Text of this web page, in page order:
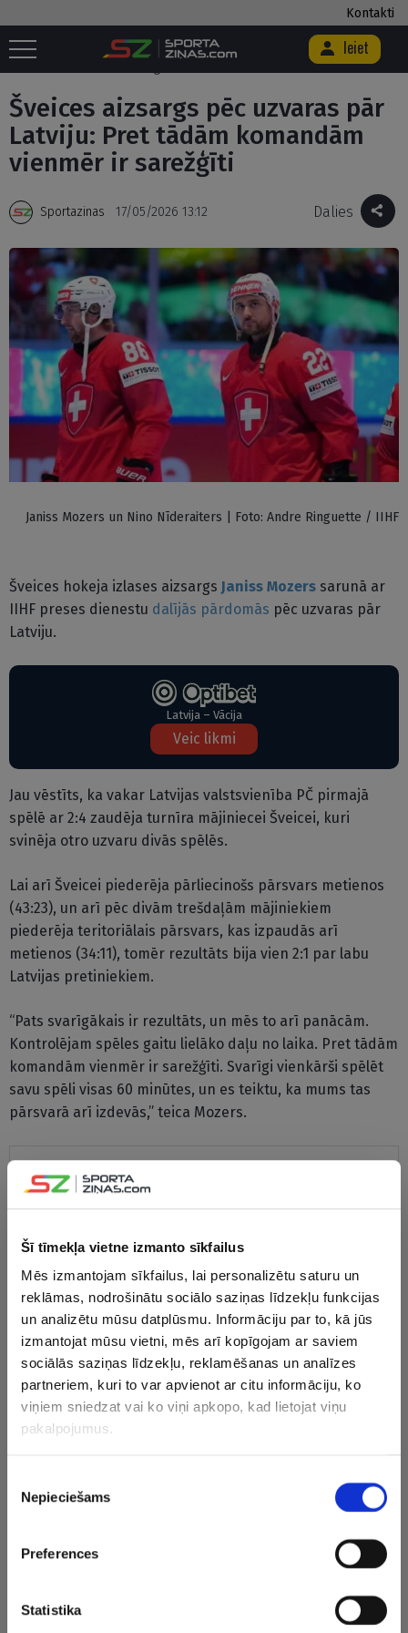
Šī tīmekļa vietne izmanto sīkfailus
Mēs izmantojam sīkfailus, lai personalizētu saturu un
reklāmas, nodrošinātu sociālo saziņas līdzekļu funkcijas
un analizētu mūsu datplūsmu. Informāciju par to, kā jūs
izmantojat mūsu vietni, mēs arī kopīgojam ar saviem
sociālās saziņas līdzekļu, reklamēšanas un analīzes
partneriem, kuri to var apvienot ar citu informāciju, ko
viņiem sniedzat vai ko viņi apkopo, kad lietojat viņu
pakalpojumus.
izvēle
Nepieciešams
Preferences
Statistika
Kontakti
Ieiet
Sākums / Šveices aizsargs pēc uzvaras pār Latviju: Pret tādām
Šveices aizsargs pēc uzvaras pār
Latviju: Pret tādām komandām
vienmēr ir sarežģīti
Sportazinas 17/05/2026 13:12 Dalies
Janiss Mozers un Nino Nīderaiters | Foto: Andre Ringuette / IIHF
Šveices hokeja izlases aizsargs Janiss Mozers sarunā ar
IIHF preses dienestu dalījās pārdomās pēc uzvaras pār
Latviju.
Latvija – Vācija
Veic likmi
Jau vēstīts, ka vakar Latvijas valstsvienība PČ pirmajā
spēlē ar 2:4 zaudēja turnīra mājiniecei Šveicei, kuri
svinēja otro uzvaru divās spēlēs.
Lai arī Šveicei piederēja pārliecinošs pārsvars metienos
(43:23), un arī pēc divām trešdaļām mājiniekiem
piederēja teritoriālais pārsvars, kas izpaudās arī
metienos (34:11), tomēr rezultāts bija vien 2:1 par labu
Latvijas pretiniekiem.
“Pats svarīgākais ir rezultāts, un mēs to arī panācām.
Kontrolējam spēles gaitu lielāko daļu no laika. Pret tādām
komandām vienmēr ir sarežģīti. Svarīgi vienkārši spēlēt
savu spēli visas 60 minūtes, un es teiktu, ka mums tas
pārsvarā arī izdevās,” teica Mozers.
CITAS ZIŅAS NO ŠĪS KATEGORIJAS